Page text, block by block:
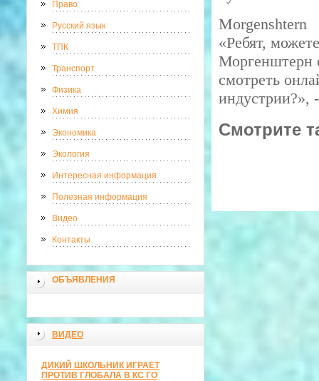
Право
Русский язык
ТПК
Транспорт
Физика
Химия
Экономика
Экология
Интересная информация
Полезная информация
Видео
Контакты
ОБЪЯВЛЕНИЯ
ВИДЕО
ДИКИЙ ШКОЛЬНИК ИГРАЕТ
ПРОТИВ ГЛОБАЛА В КС ГО
Morgenshtern
«Ребят,
Моргенштерн
смотреть
индустрии?»,
Смотрите